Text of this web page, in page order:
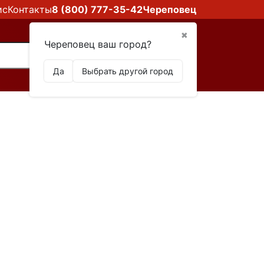
Контакты8 (800) 777-35-42Череповец
✖
Череповец ваш город?
Да Выбрать другой город